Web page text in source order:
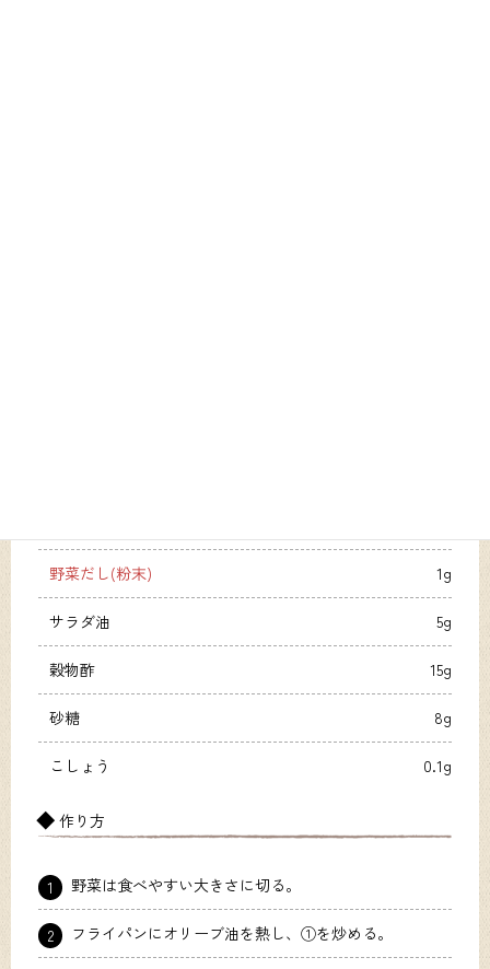
野菜だし(粉末) 1g
サラダ油 5g
穀物酢 15g
砂糖 8g
こしょう 0.1g
作り方
1 野菜は食べやすい大きさに切る。
2 フライパンにオリーブ油を熱し、①を炒める。